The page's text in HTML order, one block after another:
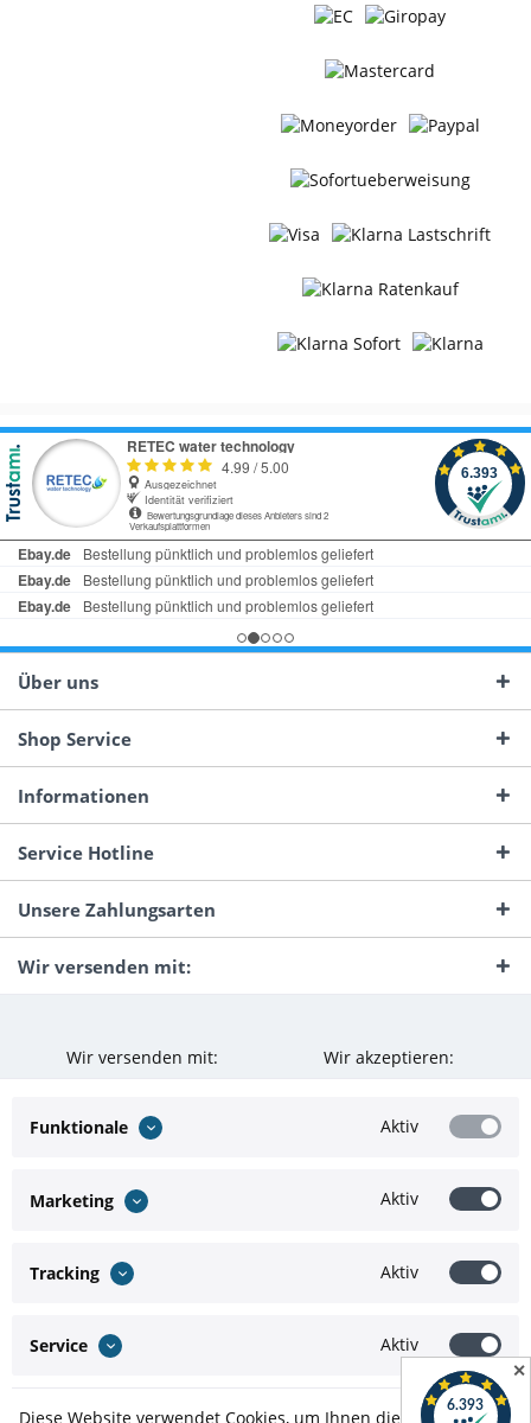
✕
Über uns
Shop Service
Informationen
Service Hotline
Unsere Zahlungsarten
Wir versenden mit:
Wir versenden mit: Wir akzeptieren:
Funktionale Aktiv
Marketing Aktiv
Tracking Aktiv
Service Aktiv
Diese Website verwendet Cookies, um Ihnen die bestmögliche